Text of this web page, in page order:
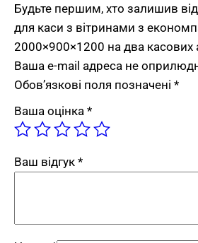
приблизно 1000 мм
оптимальний простір для
комплекту: касовий
монітор та сканер штрих-
працюють поруч і можуть
передавати один одному
Будьте першим, хто залишив
для каси з вітринами з
2000×900×1200 на два касових
Ваша e-mail адреса не
Обов’язкові поля позначені *
Ваша оцінка *
Ваш відгук *